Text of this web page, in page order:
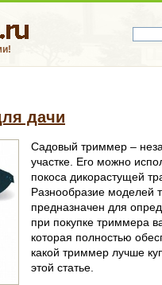
дачи
Садовый триммер –
участке. Его можно
покоса дикорастущей
Разнообразие моделей
предназначен для
при покупке триммера
которая полностью
какой триммер лучше
этой статье.